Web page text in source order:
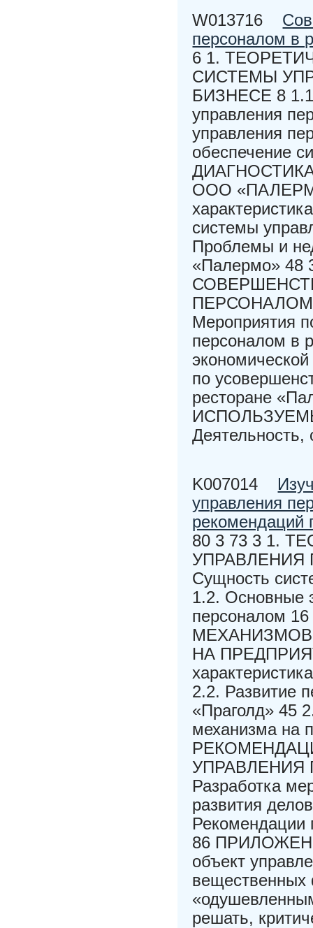
W013716
персоналом в
6 1.
СИСТЕМЫ
БИЗНЕСЕ 8 1.1
управления
управления
обеспечение
ООО
системы
Проблемы и
«Палермо»
ПЕРСОНАЛОМ
Мероприятия
персоналом в
по
ресторане
Деятельность,
K007014
управления
рекомендаций
80 3 73 3 1.
УПРАВЛЕНИЯ
Сущность
1.2. Основные
персоналом
НА
2.2. Развитие
«Праголд» 45
механизма на
УПРАВЛЕНИЯ
Разработка
развития
Рекомендации
86
объект
вещественных
решать,